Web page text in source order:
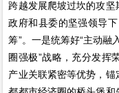
跨越发展爬坡过坎的攻
政府和县委的坚强领导
筹”。一是统筹好“主动融
圈强极”战略，充分发挥
产业关联紧密等优势，